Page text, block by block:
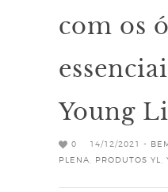
com os
Young
0 14/12/2021 -
PLENA
PRODUTOS YL